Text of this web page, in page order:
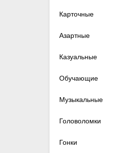
Карточные
Азартные
Казуальные
Обучающие
Музыкальные
Головоломки
Гонки